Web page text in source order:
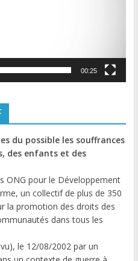
00:25
du possible les souffrances
des enfants et des
ONG pour le Développement
un collectif de plus de 350
la promotion des droits des
dans tous les
le 12/08/2002 par un